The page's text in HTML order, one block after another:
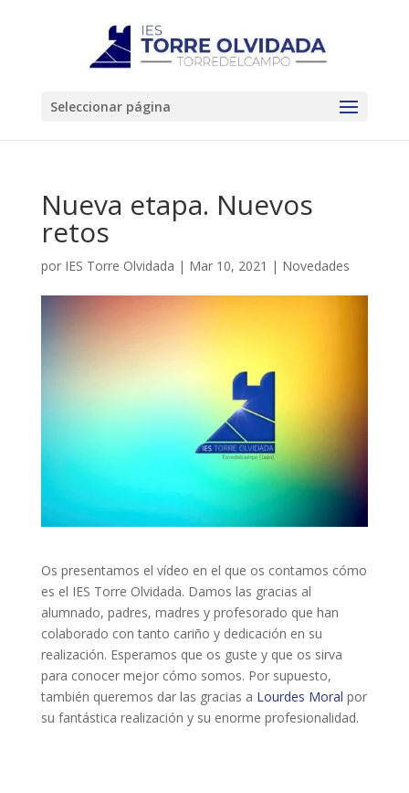
Seleccionar página
Nueva etapa. Nuevos
retos
por IES Torre Olvidada | Mar 10, 2021 | Novedades
Os presentamos el vídeo en el que os contamos cómo
es el IES Torre Olvidada. Damos las gracias al
alumnado, padres, madres y profesorado que han
colaborado con tanto cariño y dedicación en su
realización. Esperamos que os guste y que os sirva
para conocer mejor cómo somos. Por supuesto,
también queremos dar las gracias a Lourdes Moral por
su fantástica realización y su enorme profesionalidad.